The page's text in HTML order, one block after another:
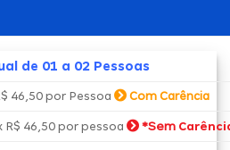
de 01 a 02 Pessoas
46,50 por Pessoa Com Carência
46,50 por pessoa *Sem